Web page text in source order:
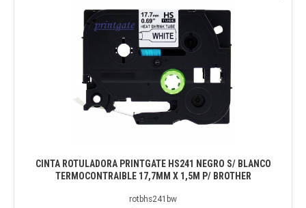
CINTA ROTULADORA PRINTGATE HS241 NEGRO S/ BLANCO
TERMOCONTRAIBLE 17,7MM X 1,5M P/ BROTHER
rotbhs241bw